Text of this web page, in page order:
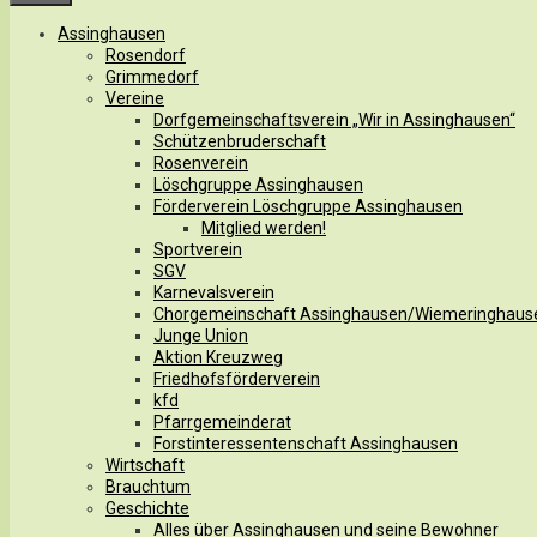
Assinghausen
Rosendorf
Grimmedorf
Vereine
Dorfgemeinschaftsverein „Wir in Assinghausen“
Schützenbruderschaft
Rosenverein
Löschgruppe Assinghausen
Förderverein Löschgruppe Assinghausen
Mitglied werden!
Sportverein
SGV
Karnevalsverein
Chorgemeinschaft Assinghausen/
Junge Union
Aktion Kreuzweg
Friedhofsförderverein
kfd
Pfarrgemeinderat
Forstinteressentenschaft Assinghausen
Wirtschaft
Brauchtum
Geschichte
Alles über Assinghausen und seine Bewohner